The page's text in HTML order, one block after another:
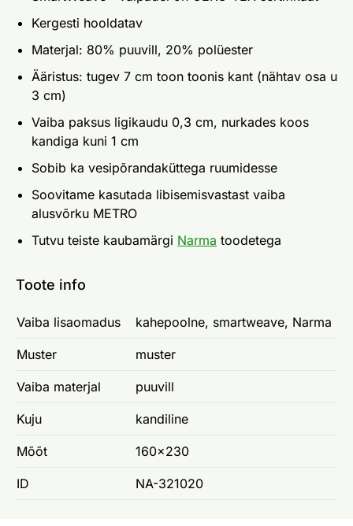
Kergesti hooldatav
Materjal: 80% puuvill, 20% polüester
Ääristus: tugev 7 cm toon toonis kant (nähtav osa u
3 cm)
Vaiba paksus ligikaudu 0,3 cm, nurkades koos
kandiga kuni 1 cm
Sobib ka vesipõrandaküttega ruumidesse
Soovitame kasutada libisemisvastast vaiba
alusvõrku METRO
Tutvu teiste kaubamärgi Narma toodetega
Toote info
Vaiba lisaomadus kahepoolne, smartweave, Narma
Muster muster
Vaiba materjal puuvill
Kuju kandiline
Mõõt 160x230
ID NA-321020